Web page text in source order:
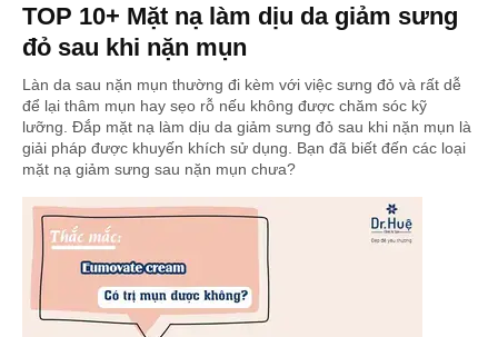
TOP 10+ Mặt nạ làm dịu da giảm sưng
đỏ sau khi nặn mụn
Làn da sau nặn mụn thường đi kèm với việc sưng đỏ và rất dễ
để lại thâm mụn hay sẹo rỗ nếu không được chăm sóc kỹ
lưỡng. Đắp mặt nạ làm dịu da giảm sưng đỏ sau khi nặn mụn là
giải pháp được khuyến khích sử dụng. Bạn đã biết đến các loại
mặt nạ giảm sưng sau nặn mụn chưa?